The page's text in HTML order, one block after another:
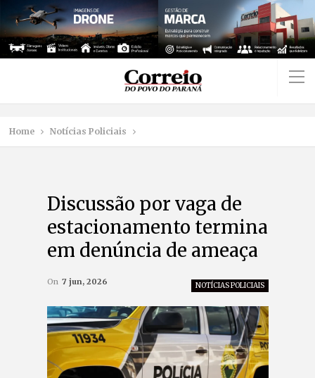
Home Notícias Policiais
Discussão por vaga de
estacionamento termina
em denúncia de ameaça
NOTÍCIAS POLICIAIS
On 7 jun, 2026